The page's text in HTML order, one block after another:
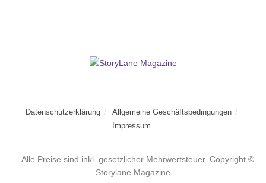
Datenschutzerklärung
Allgemeine Geschäftsbedingungen
Impressum
Alle Preise sind inkl. gesetzlicher Mehrwertsteuer. Copyright ©
Storylane Magazine